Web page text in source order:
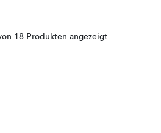
18 Produkten angezeigt